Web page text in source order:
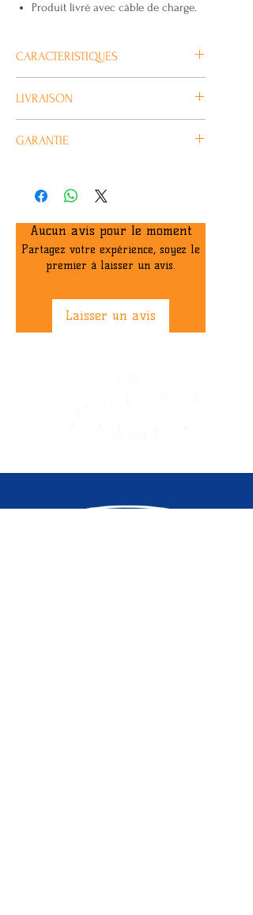
Produit livré avec câble de charge.
CARACTERISTIQUES
Certification(s): CE, UKCA
lithium-ion 1250 mAh
intempéries)
LIVRAISON
ouvrés.
GARANTIE
ans.
Aucun avis pour le moment
Partagez votre expérience, soyez le
premier à laisser un avis.
Laisser un avis